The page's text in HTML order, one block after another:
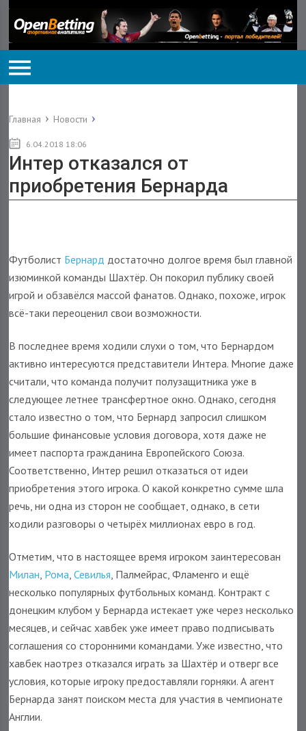
Главная Новости
6.04.2018 18:06
Интер отказался от
приобретения Бернарда
Футболист Бернард достаточно долгое время был главной
изюминкой команды Шахтёр. Он покорил публику своей
игрой и обзавёлся массой фанатов. Однако, похоже, игрок
всё-таки переоценил свои возможности.
В последнее время ходили слухи о том, что Бернардом
активно интересуются представители Интера. Многие даже
считали, что команда получит полузащитника уже в
следующее летнее трансфертное окно. Однако, сегодня
стало известно о том, что Бернард запросил слишком
большие финансовые условия договора, хотя даже не
имеет паспорта гражданина Европейского Союза.
Соответственно, Интер решил отказаться от идеи
приобретения этого игрока. О какой конкретно сумме шла
речь, ни одна из сторон не сообщает, однако, в сети
ходили разговоры о четырёх миллионах евро в год.
Отметим, что в настоящее время игроком заинтересован
Милан, Рома,Севилья, Палмейрас, Фламенго и ещё
несколько популярных футбольных команд. Контракт с
донецким клубом у Бернарда истекает уже через несколько
месяцев, и сейчас хавбек уже имеет право подписывать
соглашения со сторонними командами. Уже известно, что
хавбек наотрез отказался играть за Шахтёр и отверг все
условия, которые игроку предоставляли горняки. А агент
Бернарда занят поиском места для участия в чемпионате
Англии.